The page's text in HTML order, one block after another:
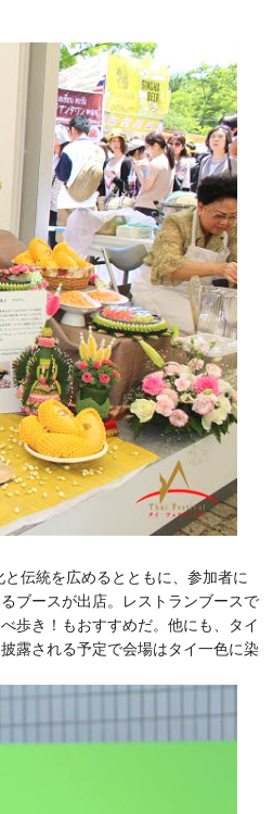
伝統を広めるとともに、参加者に
ブースが出店。レストランブースで
歩き！もおすすめだ。他にも、タイ
露される予定で会場はタイ一色に染